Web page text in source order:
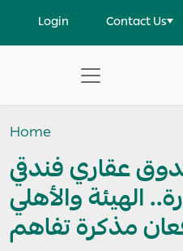
User account menu
Login Contact Us
Search
help
Home
عقاري فندقي
الهيئة والأهلي
مذكرة تفاهم